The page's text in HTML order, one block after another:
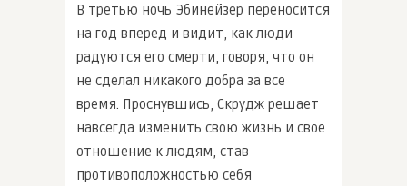
В третью ночь Эбинейзер переносится
на год вперед и видит, как люди
радуются его смерти, говоря, что он
не сделал никакого добра за все
время. Проснувшись, Скрудж решает
навсегда изменить свою жизнь и свое
отношение к людям, став
противоположностью себя